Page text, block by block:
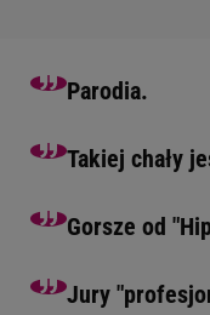
Parodia.
Takiej chały
Gorsze od
Jury